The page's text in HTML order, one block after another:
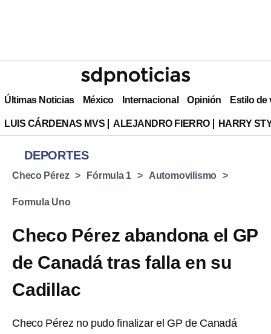
Últimas Noticias México Internacional Opinión Estilo de
LUIS CÁRDENAS MVS ALEJANDRO FIERRO HARRY
DEPORTES
Checo Pérez Fórmula 1 Automovilismo
Formula Uno
Checo Pérez abandona el GP
de Canadá tras falla en su
Cadillac
Checo Pérez no pudo finalizar el GP de Canadá